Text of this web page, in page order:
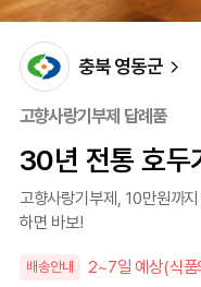
충북 영동군
고향사랑기부제 답례품
30년 전통 호
고향사랑기부제, 10만원까
하면 바보!
배송안내 2~7일 예상(식품